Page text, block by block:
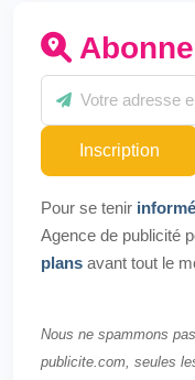
Inscription
Pour se tenir informé
Agence de publicité
plans avant tout le
Nous ne spammons
publicite.com, seules